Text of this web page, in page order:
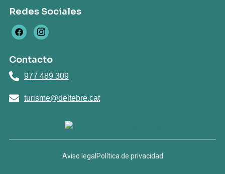
Redes Sociales
Contacto
977 489 309
turisme@deltebre.cat
Aviso legalPolítica de privacidad